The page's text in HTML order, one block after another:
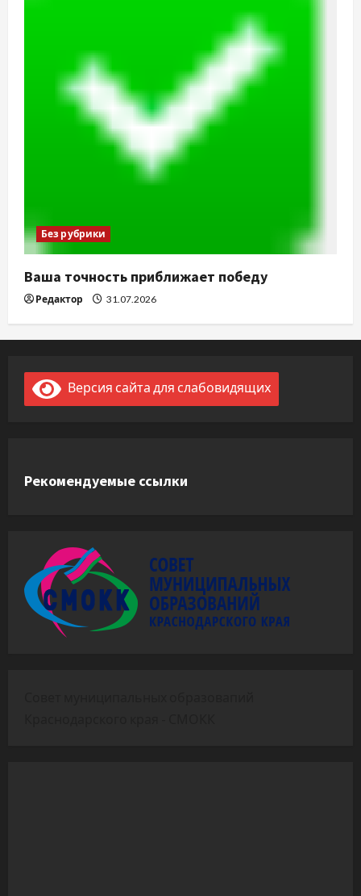
Без рубрики
Ваша точность приближает победу
Редактор 31.07.2026
Версия сайта для слабовидящих
Рекомендуемые ссылки